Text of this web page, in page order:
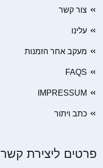
צור קשר
עלינו
מעקב אחר הזמנות
FAQS
IMPRESSUM
כתב ויתור
פרטים ליצירת קשר